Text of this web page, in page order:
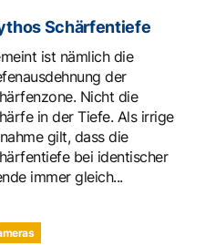
Schärfentiefe
ist nämlich die
der
Nicht die
in der Tiefe. Als irrige
gilt, dass die
bei identischer
immer gleich...